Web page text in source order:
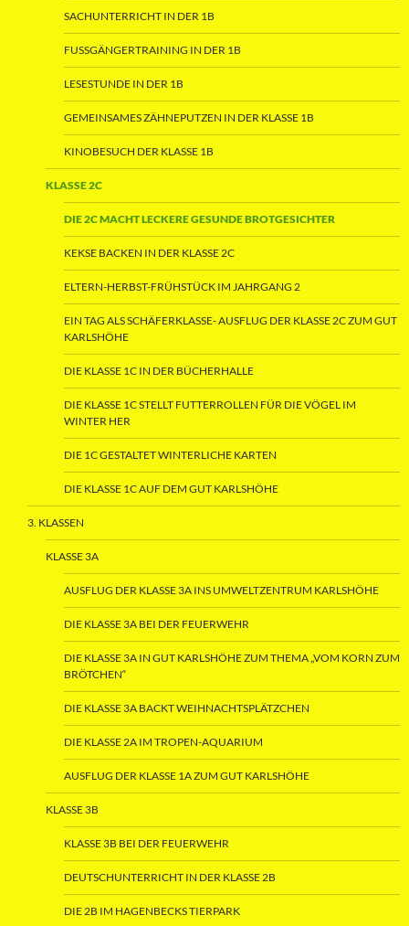
SACHUNTERRICHT IN DER 1B
FUSSGÄNGERTRAINING IN DER 1B
LESESTUNDE IN DER 1B
GEMEINSAMES ZÄHNEPUTZEN IN DER KLASSE 1B
KINOBESUCH DER KLASSE 1B
KLASSE 2C
DIE 2C MACHT LECKERE GESUNDE BROTGESICHTER
KEKSE BACKEN IN DER KLASSE 2C
ELTERN-HERBST-FRÜHSTÜCK IM JAHRGANG 2
EIN TAG ALS SCHÄFERKLASSE- AUSFLUG DER KLASSE 2C ZUM GUT
KARLSHÖHE
DIE KLASSE 1C IN DER BÜCHERHALLE
DIE KLASSE 1C STELLT FUTTERROLLEN FÜR DIE VÖGEL IM
WINTER HER
DIE 1C GESTALTET WINTERLICHE KARTEN
DIE KLASSE 1C AUF DEM GUT KARLSHÖHE
3. KLASSEN
KLASSE 3A
AUSFLUG DER KLASSE 3A INS UMWELTZENTRUM KARLSHÖHE
DIE KLASSE 3A BEI DER FEUERWEHR
DIE KLASSE 3A IN GUT KARLSHÖHE ZUM THEMA „VOM KORN ZUM
BRÖTCHEN“
DIE KLASSE 3A BACKT WEIHNACHTSPLÄTZCHEN
DIE KLASSE 2A IM TROPEN-AQUARIUM
AUSFLUG DER KLASSE 1A ZUM GUT KARLSHÖHE
KLASSE 3B
KLASSE 3B BEI DER FEUERWEHR
DEUTSCHUNTERRICHT IN DER KLASSE 2B
DIE 2B IM HAGENBECKS TIERPARK